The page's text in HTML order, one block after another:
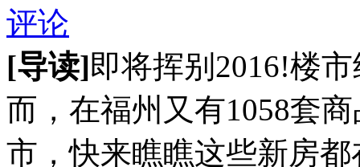
评论
[导读]即将挥别2016!楼
而，在福州又有1058套
市，快来瞧瞧这些新房